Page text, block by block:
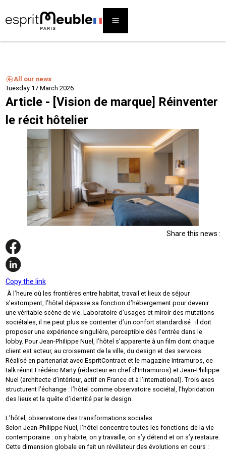
All our news
Tuesday 17 March 2026
Article - [Vision de marque] Réinventer
le récit hôtelier
Share this news :
Copy the link
À l’heure où les frontières entre habitat, travail et lieux de séjour
s’estompent, l’hôtel dépasse sa fonction d’hébergement pour devenir
une véritable scène de vie. Laboratoire d’usages et miroir des mutations
sociétales, il ne peut plus se contenter d’un confort standardisé : il doit
proposer une expérience singulière, perceptible dès l’entrée dans le
lobby. Pour Jean-Philippe Nuel, l’hôtel s’apparente à un film dont chaque
client est acteur, au croisement de la ville, du design et des services.
Réalisé en partenariat avec EspritContract et le magazine Intramuros, ce
talk réunit Frédéric Marty (rédacteur en chef d’Intramuros) et Jean-Philippe
Nuel (architecte d’intérieur, actif en France et à l’international). Trois axes
structurent l’échange : l’hôtel comme observatoire sociétal, l’hybridation
des lieux et la quête d’identité par le design.
L’hôtel, observatoire des transformations sociales
Selon Jean-Philippe Nuel, l’hôtel concentre toutes les fonctions de la vie
contemporaine : on y habite, on y travaille, on s’y détend et on s’y restaure.
Cette dimension globale en fait un révélateur des évolutions en cours :